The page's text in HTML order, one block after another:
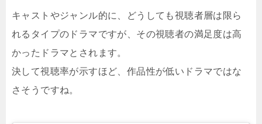
キャストやジャンル的に、どうしても視聴者層は限ら
れるタイプのドラマですが、その視聴者の満足度は高
かったドラマとされます。
決して視聴率が示すほど、作品性が低いドラマではな
さそうですね。